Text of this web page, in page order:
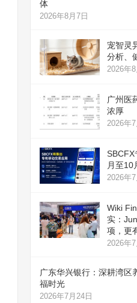
体
2026年8月7日
宠智灵
分析、
2026年8
广州医
浓厚
2026年7
SBCFX
月至10
2026年7
Wiki
实：
项，更
2026年7
广东华兴银行：深耕湾区
福时光
2026年7月24日